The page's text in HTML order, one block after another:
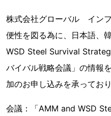
株式会社グローバル イン
便性を図る為に、日本語、
WSD Steel Survival
バイバル戦略会議」の情報
加のお申し込みを承っており
会議：「AMM and WSD